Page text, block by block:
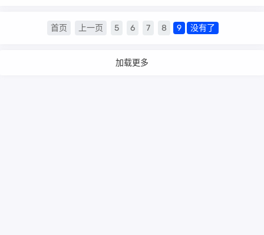
首页 上一页 5 6 7 8 9 没有了
加载更多